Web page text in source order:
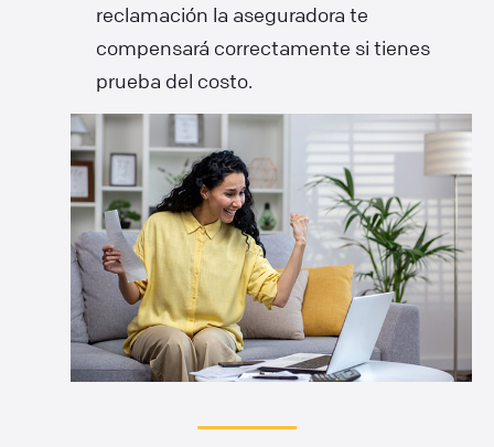
reclamación la aseguradora te
compensará correctamente si tienes
prueba del costo.